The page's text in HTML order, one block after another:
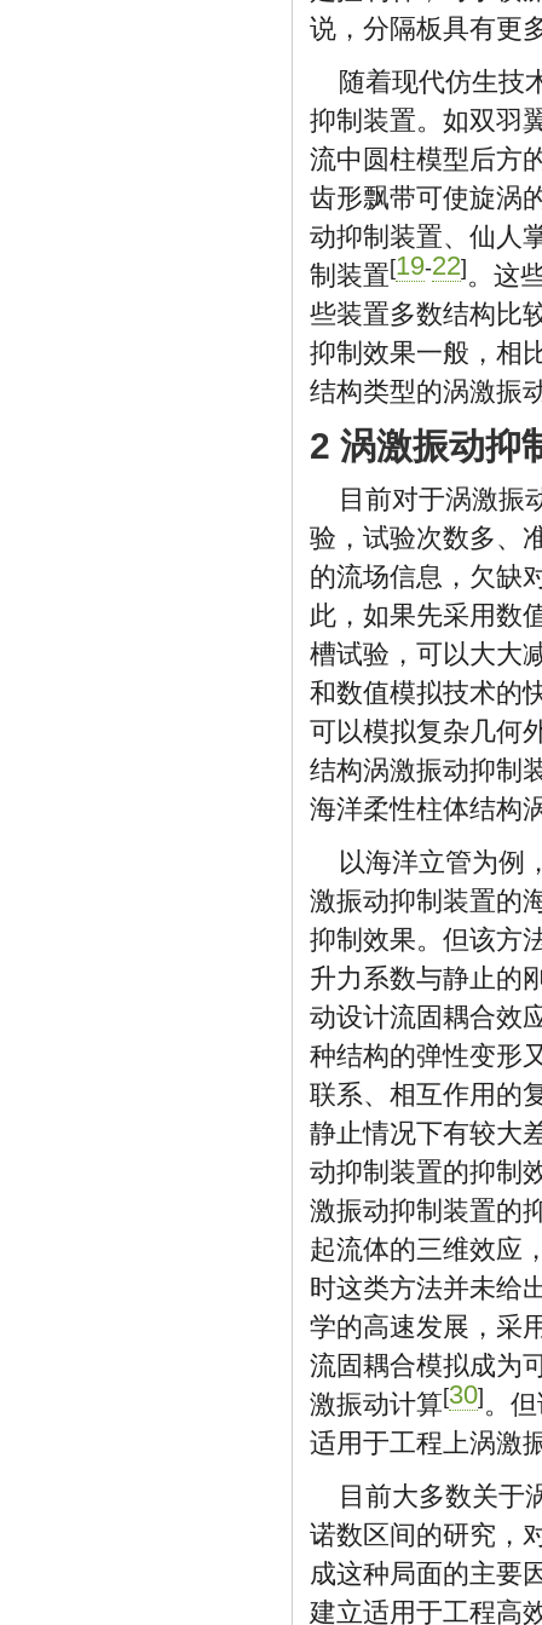
说，分隔板具有更
随着现代仿生技
抑制装置。如双羽
流中圆柱模型后方
齿形飘带可使旋涡
动抑制装置、仙人
制装置[19-22]。这
些装置多数结构比
抑制效果一般，相
结构类型的涡激振
2 涡激振动抑
目前对于涡激振
验，试验次数多、
的流场信息，欠缺
此，如果先采用数
槽试验，可以大大
和数值模拟技术的
可以模拟复杂几何
结构涡激振动抑制
海洋柔性柱体结构
以海洋立管为例
激振动抑制装置的
抑制效果。但该方
升力系数与静止的
动设计流固耦合效
种结构的弹性变形
联系、相互作用的
静止情况下有较大
动抑制装置的抑制
激振动抑制装置的
起流体的三维效应
时这类方法并未给
学的高速发展，采
流固耦合模拟成为
激振动计算[30]。
适用于工程上涡激
目前大多数关于
诺数区间的研究，
成这种局面的主要
建立适用于工程高